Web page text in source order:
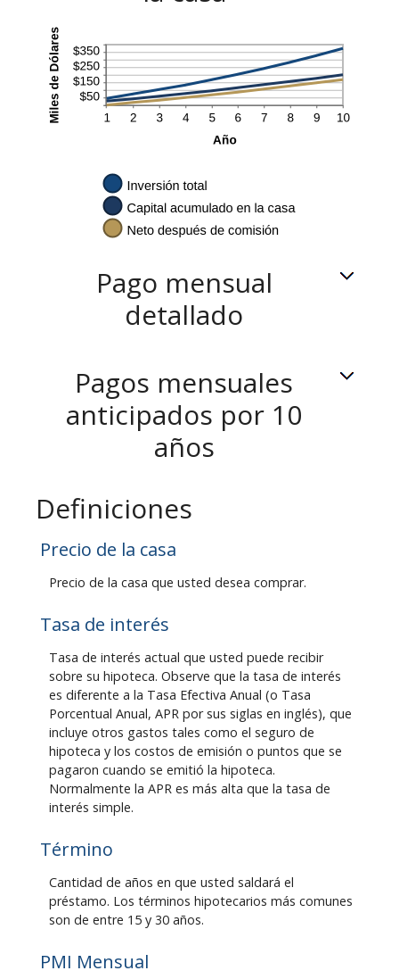
Pago mensual
detallado
Pagos mensuales
anticipados por 10
años
Definiciones
Precio de la casa
Precio de la casa que usted desea comprar.
Tasa de interés
Tasa de interés actual que usted puede recibir
sobre su hipoteca. Observe que la tasa de interés
es diferente a la Tasa Efectiva Anual (o Tasa
Porcentual Anual, APR por sus siglas en inglés), que
incluye otros gastos tales como el seguro de
hipoteca y los costos de emisión o puntos que se
pagaron cuando se emitió la hipoteca.
Normalmente la APR es más alta que la tasa de
interés simple.
Término
Cantidad de años en que usted saldará el
préstamo. Los términos hipotecarios más comunes
son de entre 15 y 30 años.
PMI Mensual